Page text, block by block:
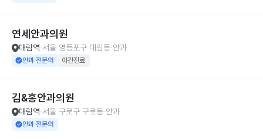
연세안과의원
대림역 서울 영등포구 대림동 안과
안과 전문의 야간진료
김&홍안과의원
대림역 서울 구로구 구로동 안과
안과 전문의